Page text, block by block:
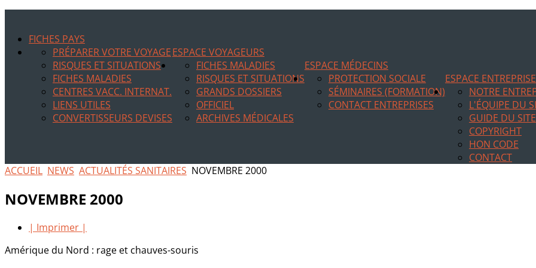
FICHES PAYS
ESPACE VOYAGEURS
PRÉPARER VOTRE VOYAGE
RISQUES ET SITUATIONS
FICHES MALADIES
CENTRES VACC. INTERNAT.
LIENS UTILES
CONVERTISSEURS DEVISES
ESPACE MÉDECINS
FICHES MALADIES
RISQUES ET SITUATIONS
GRANDS DOSSIERS
OFFICIEL
ARCHIVES MÉDICALES
ESPACE
PROTECTION SOCIALE
SÉMINAIRES (FORMATION)
CONTACT ENTREPRISES
NOTRE
L'ÉQUIPE DU
GUIDE DU SITE
COPYRIGHT
HON CODE
CONTACT
ACCUEIL NEWS ACTUALITÉS SANITAIRES NOVEMBRE 2000
NOVEMBRE 2000
| Imprimer |
Amérique du Nord : rage et chauves-souris